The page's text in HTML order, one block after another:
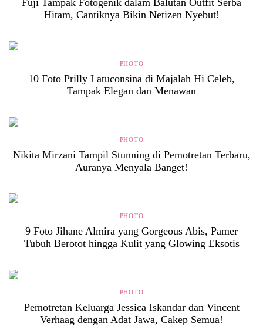
Fuji Tampak Fotogenik dalam Balutan Outfit Serba
Hitam, Cantiknya Bikin Netizen Nyebut!
PHOTO
10 Foto Prilly Latuconsina di Majalah Hi Celeb,
Tampak Elegan dan Menawan
PHOTO
Nikita Mirzani Tampil Stunning di Pemotretan Terbaru,
Auranya Menyala Banget!
PHOTO
9 Foto Jihane Almira yang Gorgeous Abis, Pamer
Tubuh Berotot hingga Kulit yang Glowing Eksotis
PHOTO
Pemotretan Keluarga Jessica Iskandar dan Vincent
Verhaag dengan Adat Jawa, Cakep Semua!